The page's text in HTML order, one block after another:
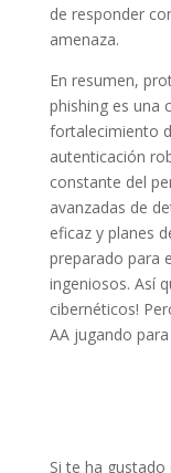
de responder
amenaza.
En resumen,
phishing es una
fortalecimiento
autenticación
constante del
avanzadas de
eficaz y planes
preparado para
ingeniosos. Así
cibernéticos!
AA jugando
Si te ha